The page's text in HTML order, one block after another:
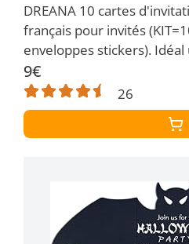
DREANA 10 cartes
français pour invités
enveloppes stickers). Idéal
bonbons et fête Halloween!
9€
26